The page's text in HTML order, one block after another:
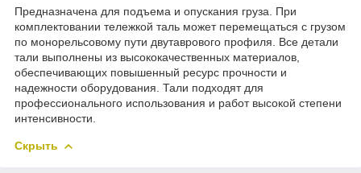
Предназначена для подъема и опускания груза. При
комплектовании тележкой таль может перемещаться с грузом
по монорельсовому пути двутаврового профиля. Все детали
тали выполнены из высококачественных материалов,
обеспечивающих повышенный ресурс прочности и
надежности оборудования. Тали подходят для
профессионального использования и работ высокой степени
интенсивности.
Скрыть